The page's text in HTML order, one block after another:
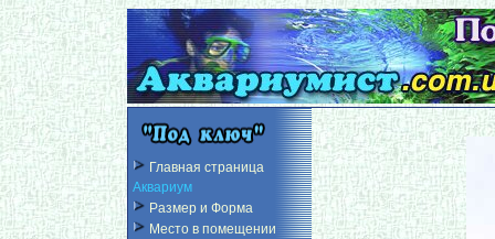
Главная страница
Аквариум
Размер и Форма
Место в помещении